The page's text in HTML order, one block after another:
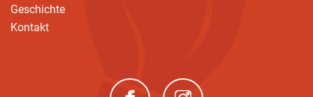
Geschichte
Kontakt